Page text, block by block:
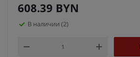
608.39 BYN
В наличии (2)